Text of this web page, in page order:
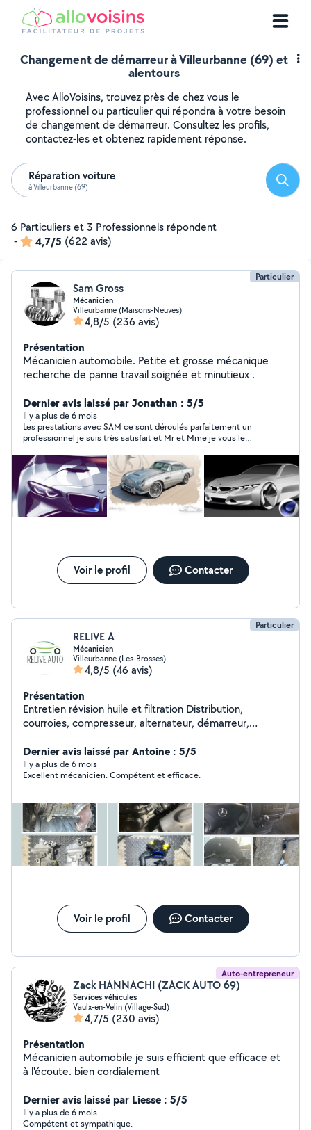
Changement de démarreur à Villeurbanne (69) et
alentours
Avec AlloVoisins, trouvez près de chez vous le
professionnel ou particulier qui répondra à votre besoin
de changement de démarreur. Consultez les profils,
contactez-les et obtenez rapidement réponse.
Réparation voiture
à Villeurbanne (69)
6 Particuliers et 3 Professionnels répondent
-
4,7/5 (622 avis)
Particulier
Sam Gross
Mécanicien
Villeurbanne (Maisons-Neuves)
4,8/5 (236 avis)
Présentation
Mécanicien automobile. Petite et grosse mécanique
recherche de panne travail soignée et minutieux .
Dernier avis laissé par Jonathan : 5/5
Il y a plus de 6 mois
Les prestations avec SAM ce sont déroulés parfaitement un
professionnel je suis très satisfait et Mr et Mme je vous le
Voir le profil Contacter
Particulier
RELIVE A
Mécanicien
Villeurbanne (Les-Brosses)
4,8/5 (46 avis)
Présentation
Entretien révision huile et filtration Distribution,
courroies, compresseur, alternateur, démarreur,
suspension, amortisseur, bras de suspension, rotule,
biellettes, colonne de direction, contacteur tournant,
Freins disques, plaquettes ,pédale, servofrein, abs, frein
système de démarrage. Recharge climatisation,
recherche de fuite R134a.. Contactez moi pour plus d'
infos et pour les tarifs.
Dernier avis laissé par Antoine : 5/5
Il y a plus de 6 mois
Excellent mécanicien. Compétent et efficace.
Voir le profil Contacter
Auto-entrepreneur
Zack HANNACHI (ZACK AUTO 69)
Services véhicules
Vaulx-en-Velin (Village-Sud)
4,7/5 (230 avis)
Présentation
Mécanicien automobile je suis efficient que efficace et
à l'écoute. bien cordialement
Dernier avis laissé par Liesse : 5/5
Il y a plus de 6 mois
Compétent et sympathique.